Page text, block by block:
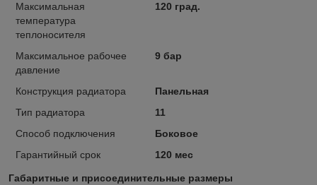
Максимальная
температура
теплоносителя
120 град.
Максимальное рабочее
давление
9 бар
Конструкция радиатора
Панельная
Тип радиатора
11
Способ подключения
Боковое
Гарантийный срок
120 мес
Габаритные и присоединительные размеры